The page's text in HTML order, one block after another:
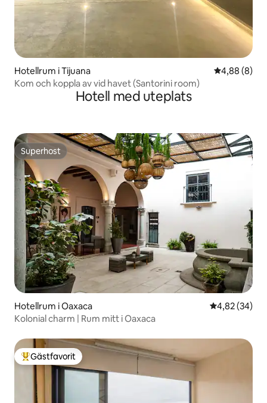
Hotellrum i Tijuana 4,88 av 5 i
4,88 (8)
Kom och koppla av vid havet (Santorini room)
Hotell med uteplats
Superhost
Superhost
Hotellrum i Oaxaca 4,82 av 5 i
4,82 (34)
Kolonial charm | Rum mitt i Oaxaca
Populär gästfavorit
Gästfavorit